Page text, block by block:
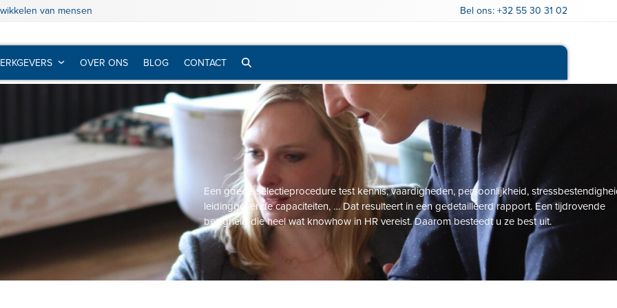
van mensen Bel ons: +32 55 30 31 02
OVER ONS BLOG CONTACT
Een goede selectieprocedure test kennis, vaardigheden, persoonlijkheid,
leidinggevende capaciteiten, … Dat resulteert in een gedetailleerd rapport. Een tijdrovende
bezigheid die heel wat knowhow in HR vereist. Daarom besteedt u ze best uit.